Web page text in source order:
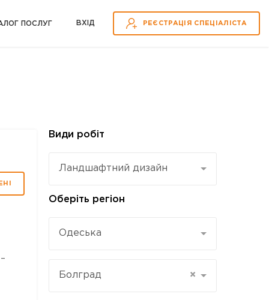
ПОСЛУГ ВХІД РЕЄСТРАЦІЯ СПЕЦІАЛІСТА
Види робіт
Ландшафтний дизайн
Оберіть регіон
Одеська
×
Болград